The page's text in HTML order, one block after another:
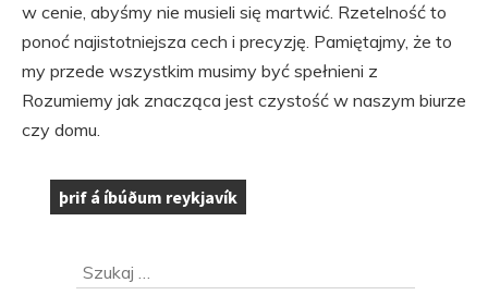
w cenie, abyśmy nie musieli się martwić. Rzetelność to
ponoć najistotniejsza cech i precyzję. Pamiętajmy, że to
my przede wszystkim musimy być spełnieni z
Rozumiemy jak znacząca jest czystość w naszym biurze
czy domu.
Tagi:
þrif á íbúðum reykjavík
PrzejdźSzukaj: